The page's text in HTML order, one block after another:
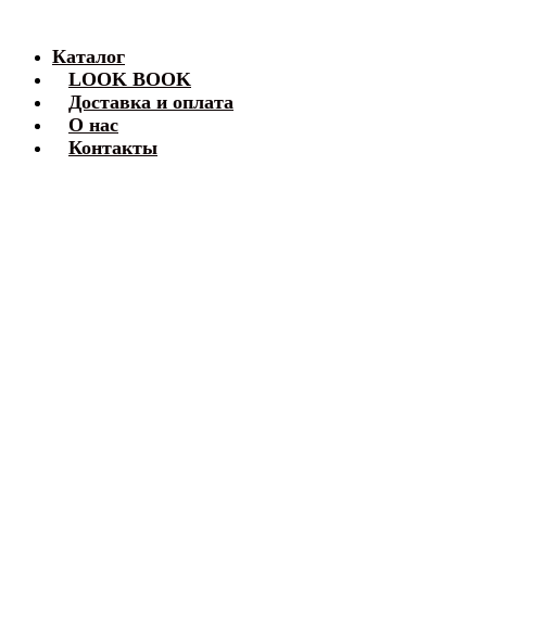
Каталог
LOOK BOOK
Доставка и оплата
О нас
Контакты